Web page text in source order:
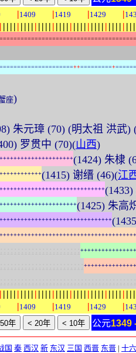
|1409 |1419 |1429 |
| | | | | | | | | | | | | | | | | | | | | | | | | | | | | | | | | | | | | | |
=======================================
=====================++=========+======
座)
朱元璋 (70) (明太祖 洪武)
罗贯中 (70)(山西)
+++++++++++++++++++++(1424) 朱棣
++++++++++++(1415) 谢缙 (46)(江
++++++++++++++++++++++++++++++
++++++++++++++++++++++(1425) 朱高
++++++++++++++++++++++++++++++++
+++++++++++++++++++++++++++++++++++++++
++++++++++++++++
+++++++++++++++
| | | | | | | | | | | | | | | | | | | | | | | | | | | | | | | | | | | | | | |
|1409 |1419 |1429 |
公元1349
国 秦 西汉 新 东汉 三国 西晋 东晋 | 十